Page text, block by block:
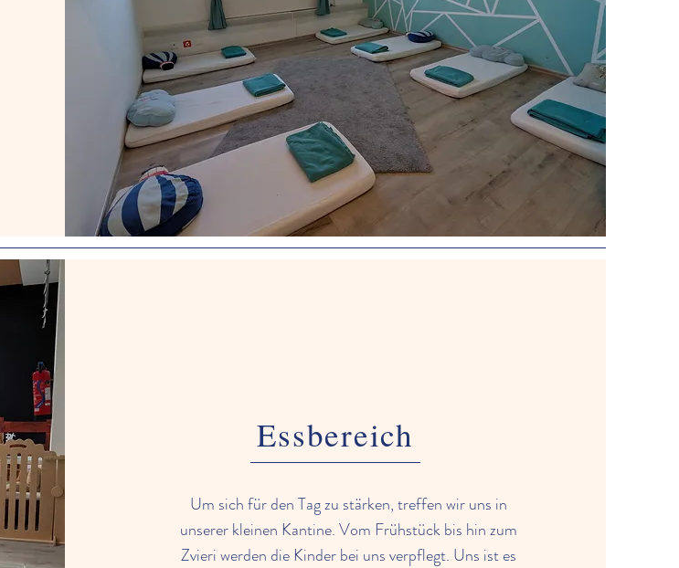
Essbereich
Um sich für den Tag zu stärken, treffen wir uns in
unserer kleinen Kantine. Vom Frühstück bis hin zum
Zvieri werden die Kinder bei uns verpflegt. Uns ist es